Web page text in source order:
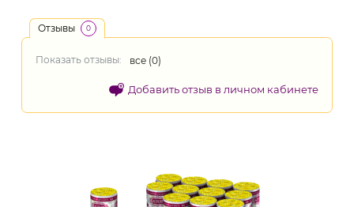
Отзывы 0
Показать отзывы: все (0)
Добавить отзыв в личном кабинете